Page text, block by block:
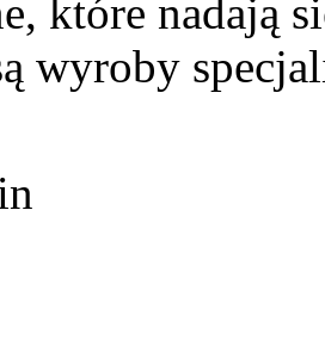
które nadają
wyroby